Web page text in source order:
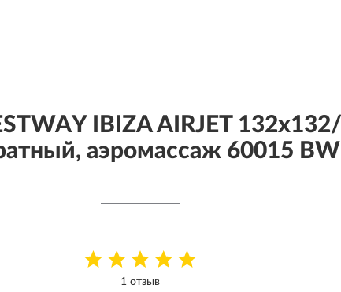
IBIZA AIRJET
аэромассаж 60015 BW
1 отзыв